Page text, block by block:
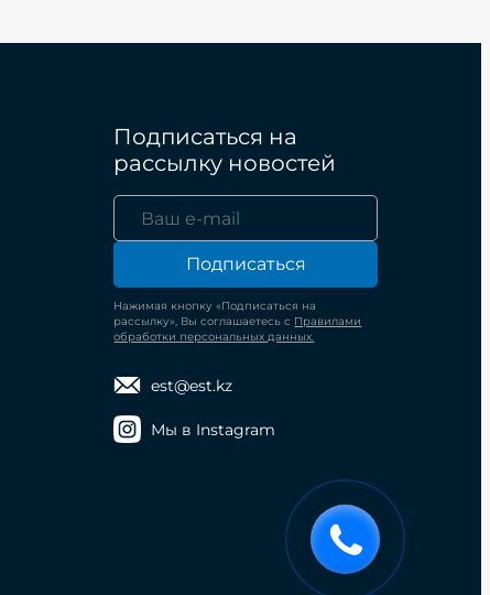
Подписаться на
рассылку новостей
Подписаться
Нажимая кнопку «Подписаться на
рассылку», Вы соглашаетесь с Правилами
обработки персональных данных.
est@est.kz
Мы в Instagram